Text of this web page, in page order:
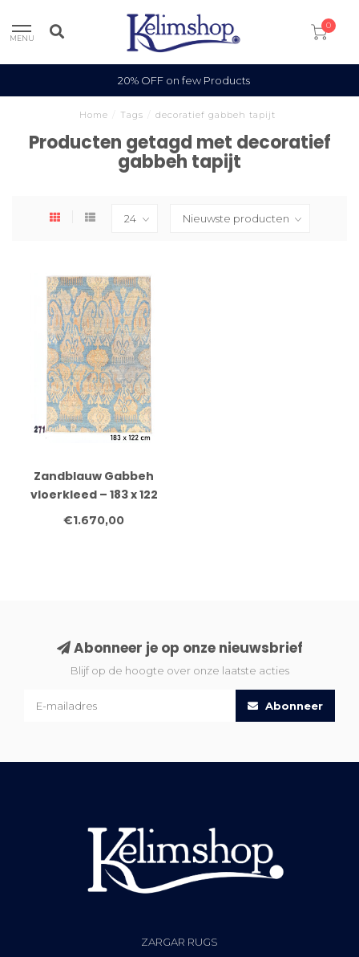
MENU
0
20% OFF on few Products
Home Tags decoratief gabbeh tapijt
Producten getagd met decoratief
gabbeh tapijt
Zandblauw Gabbeh
vloerkleed – 183 x 122
cm – Handgeknoopt
€1.670,00
Abonneer je op onze nieuwsbrief
Blijf op de hoogte over onze laatste acties
Abonneer
ZARGAR RUGS